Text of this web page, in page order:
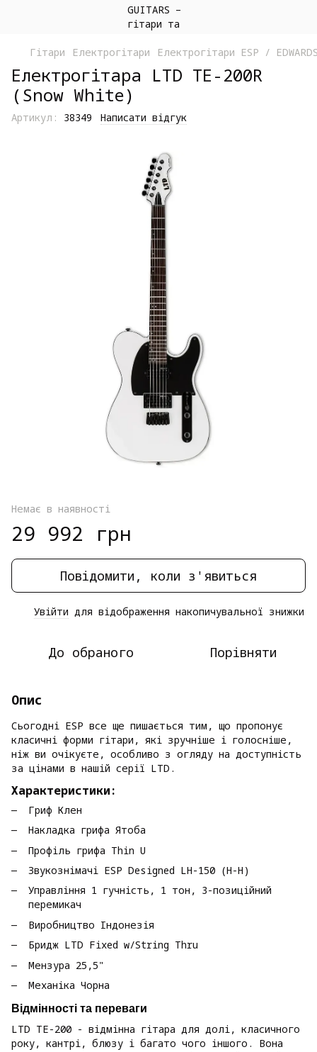
Гітари Електрогітари Електрогітари ESP /
Електрогітара LTD TE-200R
(Snow White)
Артикул: 38349 Написати відгук
Немає в наявності
29 992 грн
Повідомити, коли з'явиться
Увійти для відображення накопичувальної знижки
До обраного Порівняти
Опис
Сьогодні ESP все ще пишається тим, що пропонує
класичні форми гітари, які зручніше і голосніше,
ніж ви очікуєте, особливо з огляду на доступність
за цінами в нашій серії LTD.
Характеристики:
Гриф Клен
Накладка грифа Ятоба
Профіль грифа Thin U
Звукознімачі ESP Designed LH-150 (H-H)
Управління 1 гучність, 1 тон, 3-позиційний
перемикач
Виробництво Індонезія
Бридж LTD Fixed w/String Thru
Мензура 25,5"
Механіка Чорна
Відмінності та переваги
LTD TE-200 - відмінна гітара для долі, класичного
року, кантрі, блюзу і багато чого іншого. Вона